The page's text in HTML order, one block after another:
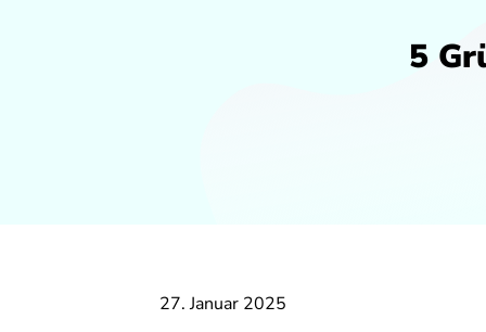
5
27. Januar 2025